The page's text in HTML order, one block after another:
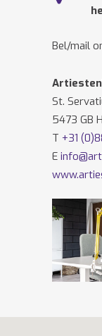
Bel/mail
St.
5473 GB
T +31
E
Volg ons